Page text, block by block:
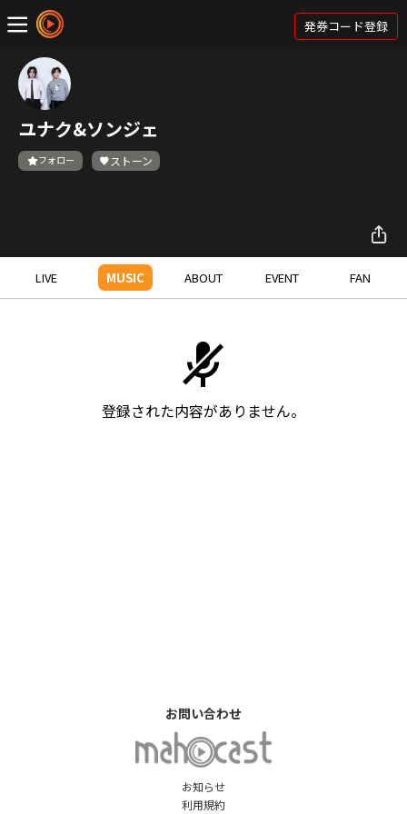
発券コード登録
ユナク&ソンジェ
フォロー ストーン
LIVE MUSIC ABOUT EVENT FAN
登録された内容がありません。
お知らせ
利用規約
お問い合わせ